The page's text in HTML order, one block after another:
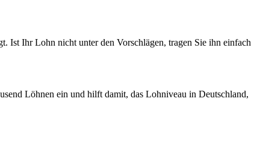
Ist Ihr Lohn nicht unter den Vorschlägen, tragen Sie ihn einfach
Löhnen ein und hilft damit, das Lohniveau in Deutschland,